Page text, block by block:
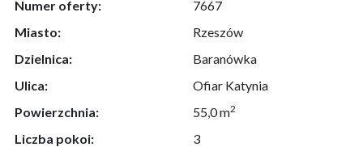
Numer oferty:
7667
Miasto:
Rzeszów
Dzielnica:
Baranówka
Ulica:
Ofiar Katynia
Powierzchnia:
55,0 m2
Liczba pokoi:
3